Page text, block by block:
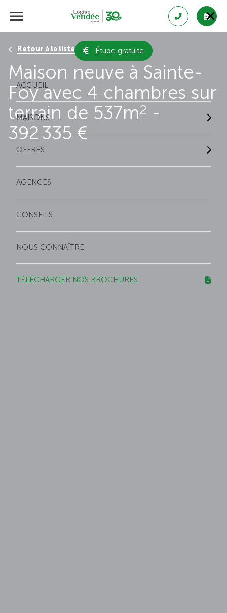
Étude gratuite
ACCUEIL
MAISONS
OFFRES
AGENCES
CONSEILS
NOUS CONNAÎTRE
TÉLÉCHARGER NOS BROCHURES
Retour à la liste des résultats
Maison neuve à Sainte-
Foy avec 4 chambres sur
terrain de 537m2 -
392 335 €